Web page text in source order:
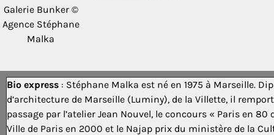
Galerie Bunker ©
Agence Stéphane
Malka
Bio express : Stéphane Malka est né en 1975 à Marseille.
d’architecture de Marseille (Luminy), de la Villette, il
passage par l’atelier Jean Nouvel, le concours « Paris en 80
Ville de Paris en 2000 et le Najap prix du ministère de la